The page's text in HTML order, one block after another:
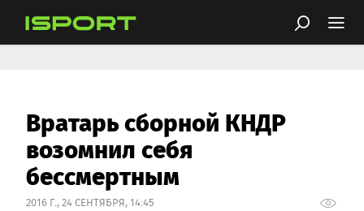
Вратарь сборной КНДР
возомнил себя
бессмертным
2016 Г., 24 СЕНТЯБРЯ, 14:45